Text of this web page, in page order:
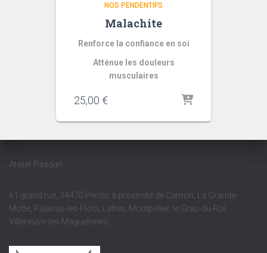
NOS PENDENTIFS
Malachite
Renforce la confiance en soi
Atténue les douleurs
musculaires
25,00 €
Atelier Pasdan
61 grand rue, 34470 Pérols à proximité de Carnon, La Grande-
Motte, Palavas-les-Flots, Lattes, Montpellier, le Grau-du-Roi,
Villeneuve-les-Maguelones.